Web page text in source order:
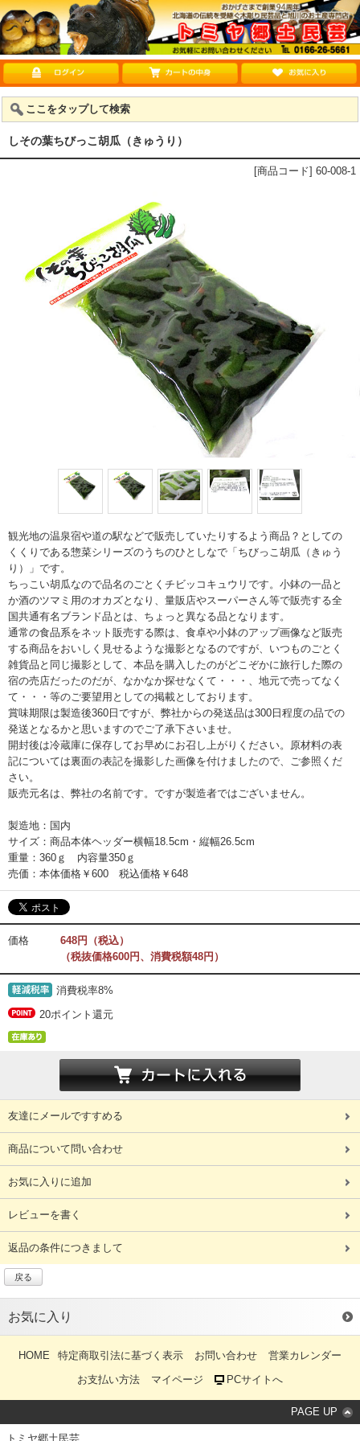
ここをタップして検索
しその葉ちびっこ胡瓜（きゅうり）
[商品コード] 60-008-1
観光地の温泉宿や道の駅などで販売していたりするよう商品？としての
くくりである惣菜シリーズのうちのひとしなで「ちびっこ胡瓜（きゅう
り）」です。
ちっこい胡瓜なので品名のごとくチビッコキュウリです。小鉢の一品と
か酒のツマミ用のオカズとなり、量販店やスーパーさん等で販売する全
国共通有名ブランド品とは、ちょっと異なる品となります。
通常の食品系をネット販売する際は、食卓や小鉢のアップ画像など販売
する商品をおいしく見せるような撮影となるのですが、いつものごとく
雑貨品と同じ撮影として、本品を購入したのがどこぞかに旅行した際の
宿の売店だったのだが、なかなか探せなくて・・・、地元で売ってなく
て・・・等のご要望用としての掲載としております。
賞味期限は製造後360日ですが、弊社からの発送品は300日程度の品での
発送となるかと思いますのでご了承下さいませ。
開封後は冷蔵庫に保存してお早めにお召し上がりください。原材料の表
記については裏面の表記を撮影した画像を付けましたので、ご参照くだ
さい。
販売元名は、弊社の名前です。ですが製造者ではございません。
製造地：国内
サイズ：商品本体ヘッダー横幅18.5cm・縦幅26.5cm
重量：360ｇ 内容量350ｇ
売価：本体価格￥600 税込価格￥648
価格
648円（税込）
（税抜価格600円、消費税額48円）
消費税率8%
20ポイント還元
友達にメールですすめる
商品について問い合わせ
お気に入りに追加
レビューを書く
返品の条件につきまして
戻る
お気に入り
HOME 特定商取引法に基づく表示 お問い合わせ
営業カレンダー
お支払い方法
マイページ PCサイトへ
PAGE UP
トミヤ郷土民芸